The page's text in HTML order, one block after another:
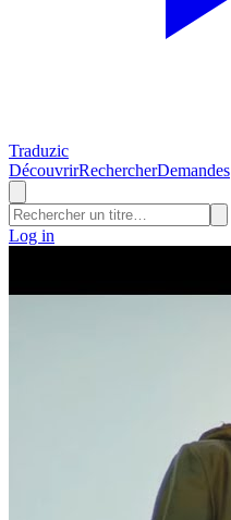
Traduzic
DécouvrirRechercherDemandes
Log in